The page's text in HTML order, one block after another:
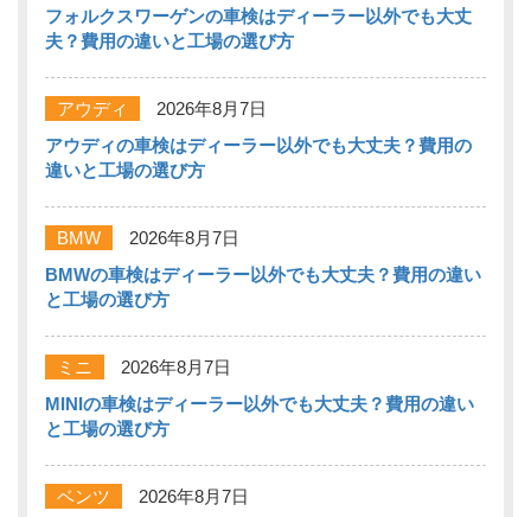
フォルクスワーゲンの車検はディーラー以外でも大丈
夫？費用の違いと工場の選び方
アウディ
2026年8月7日
アウディの車検はディーラー以外でも大丈夫？費用の
違いと工場の選び方
BMW
2026年8月7日
BMWの車検はディーラー以外でも大丈夫？費用の違い
と工場の選び方
ミニ
2026年8月7日
MINIの車検はディーラー以外でも大丈夫？費用の違い
と工場の選び方
ベンツ
2026年8月7日